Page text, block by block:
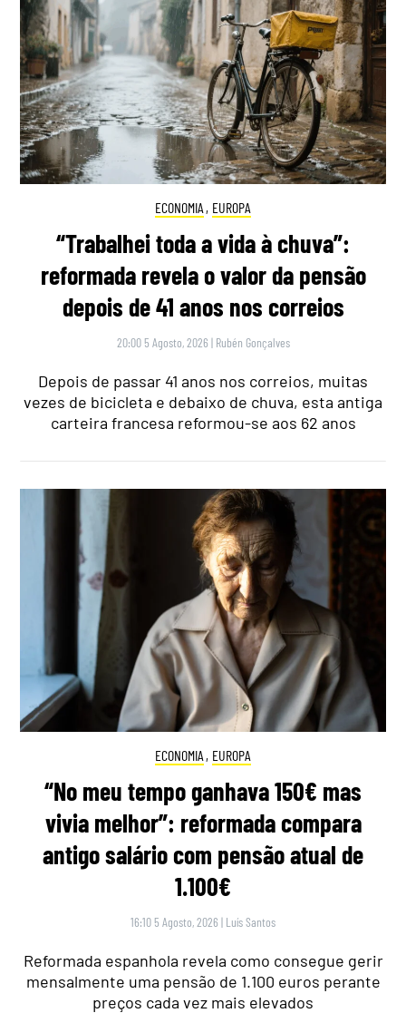
ECONOMIA , EUROPA
“Trabalhei toda a vida à chuva”:
reformada revela o valor da pensão
depois de 41 anos nos correios
20:00 5 Agosto, 2026 | Rubén Gonçalves
Depois de passar 41 anos nos correios, muitas
vezes de bicicleta e debaixo de chuva, esta antiga
carteira francesa reformou-se aos 62 anos
ECONOMIA , EUROPA
“No meu tempo ganhava 150€ mas
vivia melhor”: reformada compara
antigo salário com pensão atual de
1.100€
16:10 5 Agosto, 2026 | Luís Santos
Reformada espanhola revela como consegue gerir
mensalmente uma pensão de 1.100 euros perante
preços cada vez mais elevados